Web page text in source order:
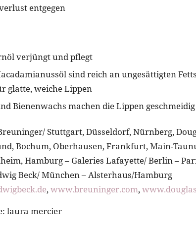
entgegen
verjüngt und pflegt
sind reich an ungesättigten
glatte, weiche Lippen
Bienenwachs machen die Lippen geschmeidig
Stuttgart, Düsseldorf, Nürnberg,
Bochum, Oberhausen, Frankfurt, Main-
Hamburg – Galeries Lafayette/ Berlin –
Beck/ München – Alsterhaus/Hamburg
,www.breuninger.com,
laura mercier